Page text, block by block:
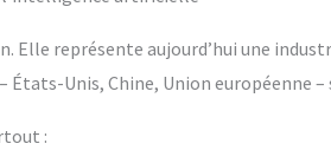
Elle représente aujourd’hui une
États-Unis, Chine, Union
: